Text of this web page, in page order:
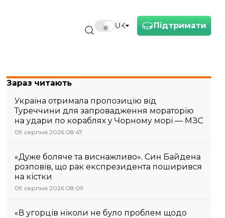
Підтримати
UK
Зараз читають
Україна отримала пропозицію від
Туреччини для запровадження мораторію
на удари по кораблях у Чорному морі — МЗС
09 серпня 2026 08:47
«Дуже боляче та виснажливо». Син Байдена
розповів, що рак експрезидента поширився
на кістки
09 серпня 2026 08:09
«В угорців ніколи не було проблем щодо